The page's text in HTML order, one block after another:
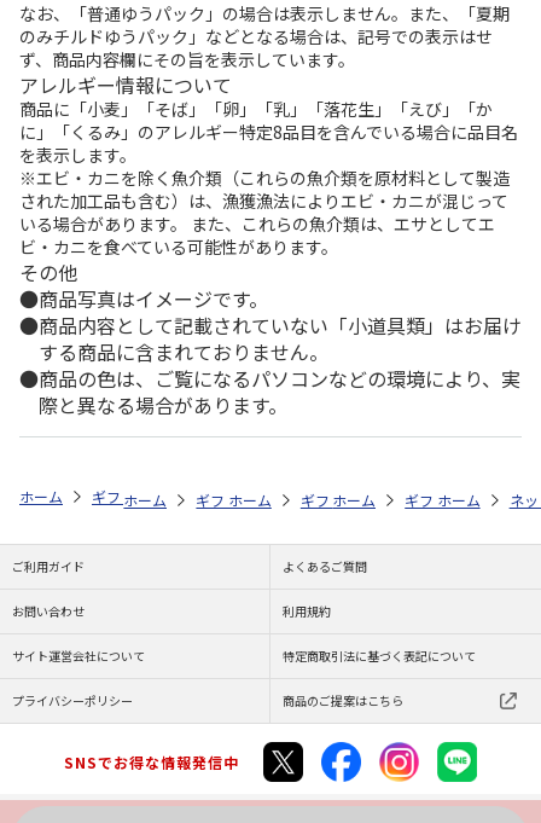
なお、「普通ゆうパック」の場合は表示しません。また、「夏期
のみチルドゆうパック」などとなる場合は、記号での表示はせ
ず、商品内容欄にその旨を表示しています。
アレルギー情報について
商品に「小麦」「そば」「卵」「乳」「落花生」「えび」「か
に」「くるみ」のアレルギー特定8品目を含んでいる場合に品目名
を表示します。
※エビ・カニを除く魚介類（これらの魚介類を原材料として製造
された加工品も含む）は、漁獲漁法によりエビ・カニが混じって
いる場合があります。 また、これらの魚介類は、エサとしてエ
ビ・カニを食べている可能性があります。
その他
商品写真はイメージです。
商品内容として記載されていない「小道具類」はお届け
する商品に含まれておりません。
商品の色は、ご覧になるパソコンなどの環境により、実
際と異なる場合があります。
ホーム ギフトストア お中元・夏ギフト特集 2026 そうめん・麺類
ホーム ギフトストア お中元・夏ギフト特集 2026
ホーム ギフトストア お中元・夏ギフト
ホーム ギフトストア お
ホーム ネ
ご利用ガイド よくあるご質問
お問い合わせ 利用規約
サイト運営会社について 特定商取引法に基づく表記について
プライバシーポリシー 商品のご提案はこちら
SNSでお得な情報発信中